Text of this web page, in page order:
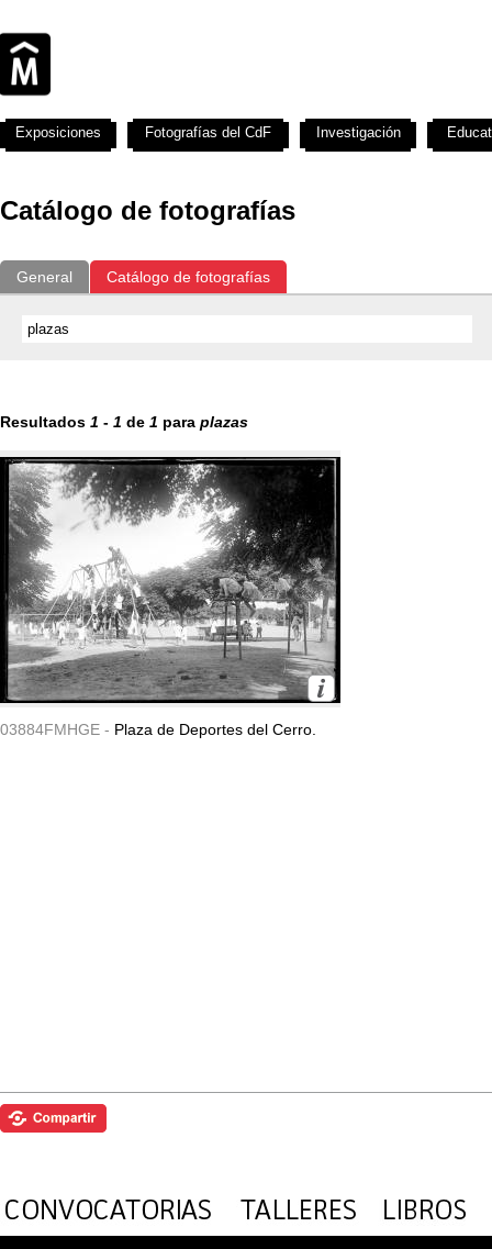
Catálogo de fotografías
General Catálogo de fotografías
Resultados 1 - 1 de 1 para plazas
03884FMHGE - Plaza de Deportes del Cerro.
Exposiciones Fotografías del CdF Investigación